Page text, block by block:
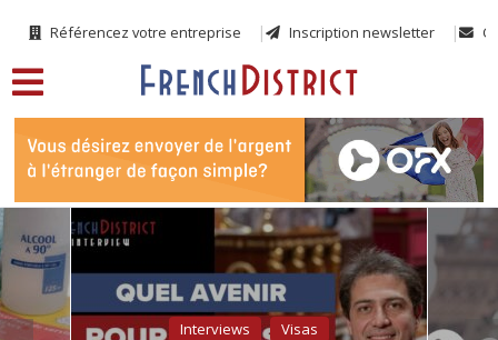
Référencez votre entreprise Inscription newsletter
Interviews Visas